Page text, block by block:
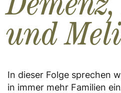
und
In dieser Folge sprechen
in immer mehr Familien